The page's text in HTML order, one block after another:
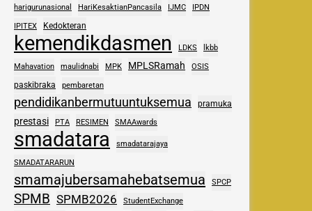
harigurunasional HariKesaktianPancasila IJMC IPDN
IPITEX Kedokteran
kemendikdasmen LDKS lkbb
Mahavation maulidnabi MPK MPLSRamah OSIS
paskibraka pembaretan
pendidikanbermutuuntuksemua pramuka
prestasi PTA RESIMEN SMAAwards
smadatara smadatarajaya
SMADATARARUN
smamajubersamahebatsemua SPCP
SPMB SPMB2026 StudentExchange